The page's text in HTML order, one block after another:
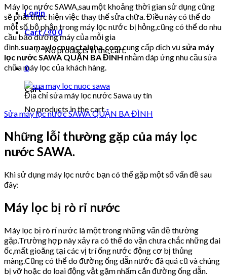
Login
Cart /₫0 0
No products in the cart.
0
Cart
No products in the cart.
Máy lọc nước SAWA,sau một khoảng thời gian sử dụng cũng
sẽ phải thực hiện việc thay thế sửa chữa. Điều này có thể do
một số bộ phận trong máy lọc nước bị hỏng,cũng có thể do nhu
cầu bảo dưỡng máy của mỗi gia
đình.suamaylocnuoctainha.comcung cấp dịch vụ sửa máy
lọc nước SAWA QUẬN BA ĐÌNH nhằm đáp ứng nhu cầu sửa
chữa máy lọc của khách hàng.
Địa chỉ sửa máy lọc nước Sawa uy tín
Sửa máy lọc nước SAWA QUẬN BA ĐÌNH
Những lỗi thường gặp của máy lọc
nước SAWA.
Khi sử dụng máy lọc nước bạn có thể gặp một số vấn đề sau
đây:
Máy lọc bị rò rỉ nước
Máy lọc bị rò rỉ nước là một trong những vấn đề thường
gặp.Trường hợp này xảy ra có thể do vặn chưa chắc những đai
ốc,mất gioăng tại các vị trí ống nước động cơ bị thủng
màng.Cũng có thể do đường ống dẫn nước đã quá cũ và chúng
bị vỡ hoặc do loai động vật gặm nhấm cắn đường ống dẫn.